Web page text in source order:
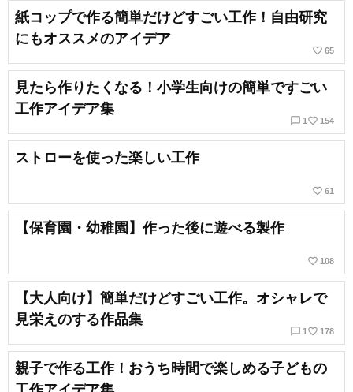
紙コップで作る簡単だけどすごい工作！自由研究
にもオススメのアイデア
favorite_border 65
見たら作りたくなる！小学生向けの簡単ですごい
工作アイデア集
chat_bubble_outline 1 favorite_border 154
ストローを使った楽しい工作
favorite_border 61
【保育園・幼稚園】作った後に遊べる製作
favorite_border 108
【大人向け】簡単だけどすごい工作。オシャレで
見栄えのする作品集
chat_bubble_outline 1 favorite_border 178
親子で作る工作！おうち時間で楽しめる子どもの